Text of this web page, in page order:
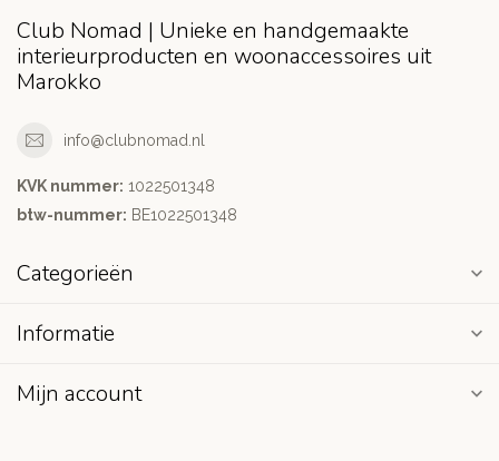
Club Nomad | Unieke en handgemaakte
interieurproducten en woonaccessoires uit
Marokko
info@clubnomad.nl
KVK nummer: 1022501348
btw-nummer: BE1022501348
Categorieën
Informatie
Mijn account